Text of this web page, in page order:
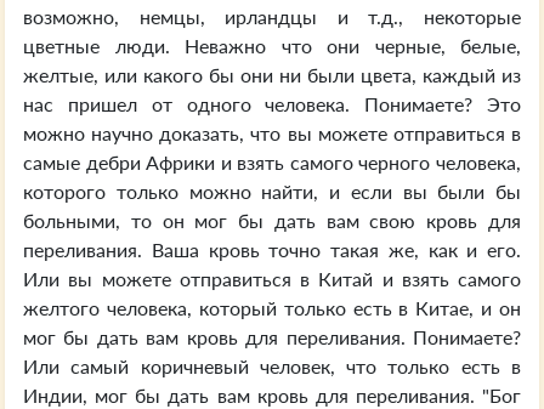
возможно, немцы, ирландцы и т.д., некоторые
цветные люди. Неважно что они черные, белые,
желтые, или какого бы они ни были цвета, каждый из
нас пришел от одного человека. Понимаете? Это
можно научно доказать, что вы можете отправиться в
самые дебри Африки и взять самого черного человека,
которого только можно найти, и если вы были бы
больными, то он мог бы дать вам свою кровь для
переливания. Ваша кровь точно такая же, как и его.
Или вы можете отправиться в Китай и взять самого
желтого человека, который только есть в Китае, и он
мог бы дать вам кровь для переливания. Понимаете?
Или самый коричневый человек, что только есть в
Индии, мог бы дать вам кровь для переливания. "Бог